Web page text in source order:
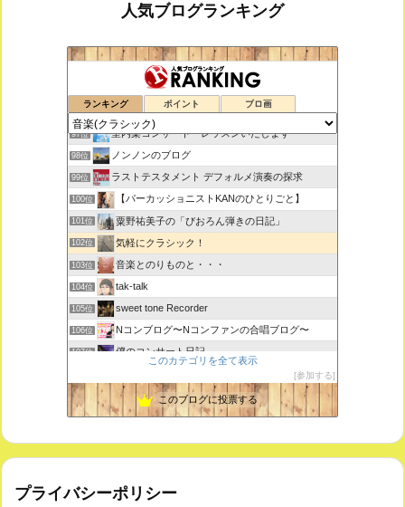
人気ブログランキング
ランキング ポイント ブロ画
鑑賞空間・忘れられない作品
96位 思えば遠くへ来たもんだ
97位 室内楽コンサート・レッスンいたします
98位 ノンノンのブログ
99位 ラストテスタメント デフォルメ演奏の探求
100位 【パーカッショニストKANのひとりごと】
101位 粟野祐美子の「びおろん弾きの日記」
102位 気軽にクラシック！
103位 音楽とのりものと・・・
104位 tak-talk
105位 sweet tone Recorder
106位 Nコンブログ〜Nコンファンの合唱ブログ〜
107位 僕のコンサート日記
江南 永正寺 コンサート・イベント・行事のお知らせ
109位 ＶＩＮＹＬ ＪＵＮＫＹ
このカテゴリを全て表示
参加する
このブログに投票する
プライバシーポリシー